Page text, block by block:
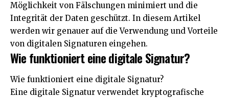
Möglichkeit von Fälschungen minimiert und die
Integrität der Daten geschützt. In diesem Artikel
werden wir genauer auf die Verwendung und Vorteile
von digitalen Signaturen eingehen.
Wie funktioniert eine digitale Signatur?
Wie funktioniert eine digitale Signatur?
Eine digitale Signatur verwendet kryptografische